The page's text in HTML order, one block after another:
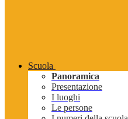
Scuola
Panoramica
Presentazione
I luoghi
Le persone